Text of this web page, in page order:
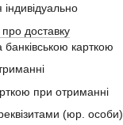
індивідуально
доставку
карткою
при отриманні
(юр. особи)